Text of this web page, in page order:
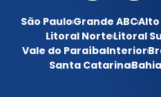
São PauloGrande ABC
Litoral NorteLitoral
Vale do ParaíbaInterior
Santa CatarinaBahia